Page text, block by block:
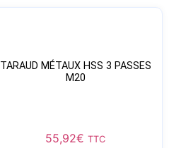
TARAUD MÉTAUX HSS 3 PASSES
M20
55,92€ TTC